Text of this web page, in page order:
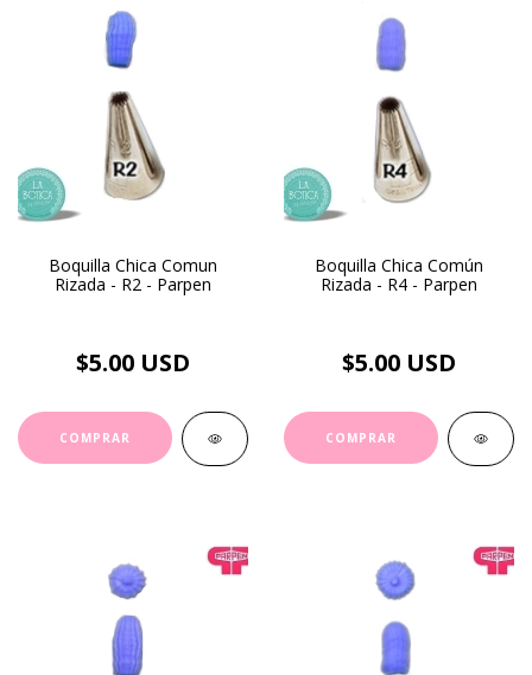
Boquilla Chica Comun
Rizada - R2 - Parpen
$5.00 USD
Boquilla Chica Común
Rizada - R4 - Parpen
$5.00 USD